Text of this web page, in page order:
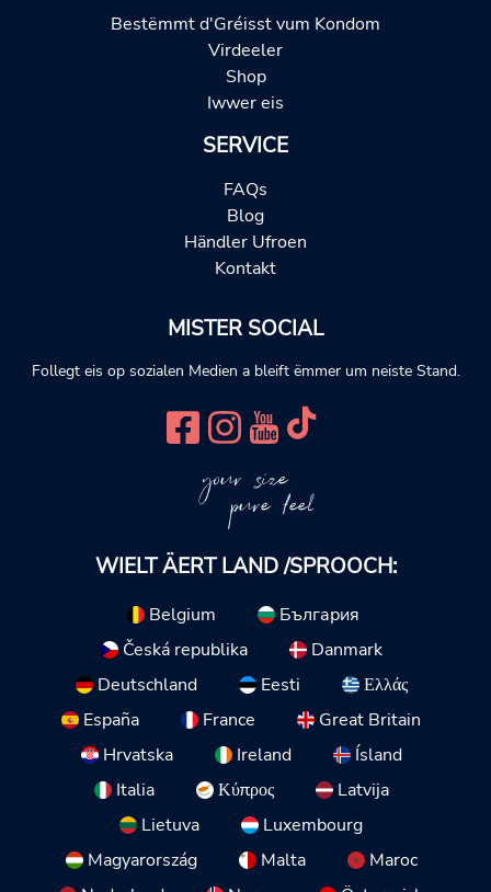
Bestëmmt d'Gréisst vum Kondom
Virdeeler
Shop
Iwwer eis
SERVICE
FAQs
Blog
Händler Ufroen
Kontakt
MISTER SOCIAL
Follegt eis op sozialen Medien a bleift ëmmer um neiste Stand.
your size
pure feel
WIELT ÄERT LAND /SPROOCH:
Belgium
България
Česká republika
Danmark
Deutschland
Eesti
Ελλάς
España
France
Great Britain
Hrvatska
Ireland
Ísland
Italia
Κύπρος
Latvija
Lietuva
Luxembourg
Magyarország
Malta
Maroc